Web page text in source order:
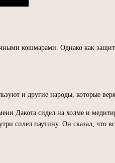
кошмарами. Однако как
и другие народы, которые
Дакота сидел на холме и
сплел паутину. Он сказал, что